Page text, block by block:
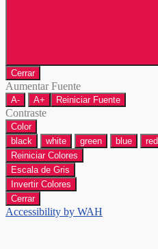
Cerrar
Aumentar Fuente
A- A+ Reiniciar Fuente
Contraste
Color
black
white green blue red
Reiniciar Colores
Escala de Gris
Invertir Colores
Cerrar
Accessibility by WAH